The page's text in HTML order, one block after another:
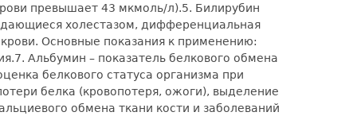
превышает 43 мкмоль/л).5. Билирубин
холестазом, дифференциальная
Основные показания к применению:
7. Альбумин – показатель белкового обмена
белкового статуса организма при
белка (кровопотеря, ожоги), выделение
обмена ткани кости и заболеваний